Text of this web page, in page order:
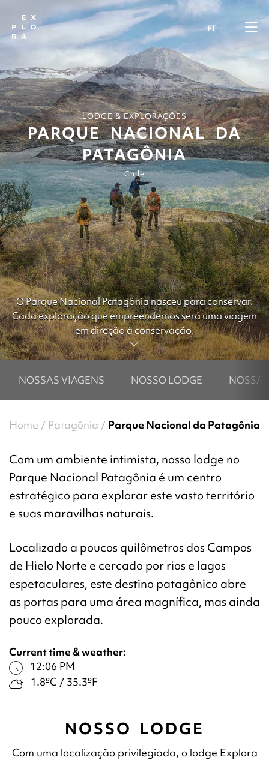
PT
LODGE & EXPLORAÇÕES
PARQUE NACIONAL DA
PATAGÔNIA
Chile
O Parque Nacional Patagônia nasceu para conservar.
Cada exploração que empreendemos será uma viagem
em direção à conservação.
NOSSAS VIAGENS NOSSO LODGE
Home Patagônia Parque Nacional da Patagônia
Com um ambiente intimista, nosso lodge no
Parque Nacional Patagônia é um centro
estratégico para explorar este vasto território
e suas maravilhas naturais.
Localizado a poucos quilômetros dos Campos
de Hielo Norte e cercado por rios e lagos
espetaculares, este destino patagônico abre
as portas para uma área magnífica, mas ainda
pouco explorada.
Current time & weather:
12:06 PM
1.8ºC / 35.3ºF
NOSSO LODGE
Com uma localização privilegiada, o lodge Explora